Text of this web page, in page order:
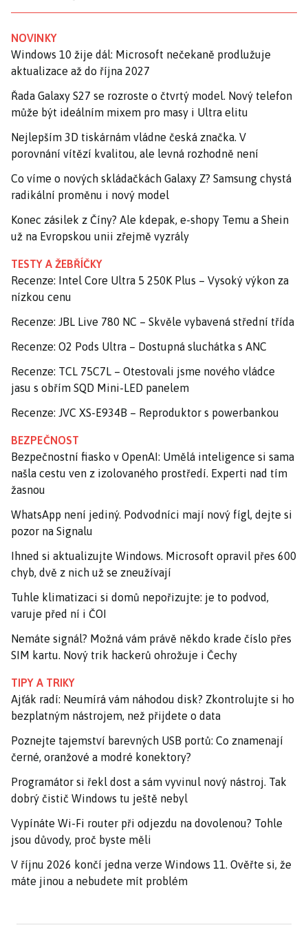
NOVINKY
Windows 10 žije dál: Microsoft nečekaně prodlužuje
aktualizace až do října 2027
Řada Galaxy S27 se rozroste o čtvrtý model. Nový telefon
může být ideálním mixem pro masy i Ultra elitu
Nejlepším 3D tiskárnám vládne česká značka. V
porovnání vítězí kvalitou, ale levná rozhodně není
Co víme o nových skládačkách Galaxy Z? Samsung chystá
radikální proměnu i nový model
Konec zásilek z Číny? Ale kdepak, e-shopy Temu a Shein
už na Evropskou unii zřejmě vyzrály
TESTY A ŽEBŘÍČKY
Recenze: Intel Core Ultra 5 250K Plus – Vysoký výkon za
nízkou cenu
Recenze: JBL Live 780 NC – Skvěle vybavená střední třída
Recenze: O2 Pods Ultra – Dostupná sluchátka s ANC
Recenze: TCL 75C7L – Otestovali jsme nového vládce
jasu s obřím SQD Mini-LED panelem
Recenze: JVC XS-E934B – Reproduktor s powerbankou
BEZPEČNOST
Bezpečnostní fiasko v OpenAI: Umělá inteligence si sama
našla cestu ven z izolovaného prostředí. Experti nad tím
žasnou
WhatsApp není jediný. Podvodníci mají nový fígl, dejte si
pozor na Signalu
Ihned si aktualizujte Windows. Microsoft opravil přes 600
chyb, dvě z nich už se zneužívají
Tuhle klimatizaci si domů nepořizujte: je to podvod,
varuje před ní i ČOI
Nemáte signál? Možná vám právě někdo krade číslo přes
SIM kartu. Nový trik hackerů ohrožuje i Čechy
TIPY A TRIKY
Ajťák radí: Neumírá vám náhodou disk? Zkontrolujte si ho
bezplatným nástrojem, než přijdete o data
Poznejte tajemství barevných USB portů: Co znamenají
černé, oranžové a modré konektory?
Programátor si řekl dost a sám vyvinul nový nástroj. Tak
dobrý čistič Windows tu ještě nebyl
Vypínáte Wi-Fi router při odjezdu na dovolenou? Tohle
jsou důvody, proč byste měli
V říjnu 2026 končí jedna verze Windows 11. Ověřte si, že
máte jinou a nebudete mít problém